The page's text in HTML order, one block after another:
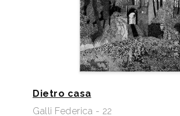
Dietro casa
Galli Federica - 22